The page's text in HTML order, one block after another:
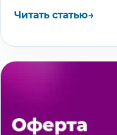
Вайлдберриз —
Читать статью→